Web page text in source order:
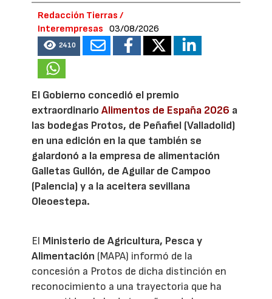
Redacción Tierras /
Interempresas
03/08/2026
2410
El Gobierno concedió el premio
extraordinarioAlimentos de España 2026 a
las bodegas Protos, de Peñafiel (Valladolid)
en una edición en la que también se
galardonó a la empresa de alimentación
Galletas Gullón, de Aguilar de Campoo
(Palencia) y a la aceitera sevillana
Oleoestepa.
El Ministerio de Agricultura, Pesca y
Alimentación (MAPA) informó de la
concesión a Protos de dicha distinción en
reconocimiento a una trayectoria que ha